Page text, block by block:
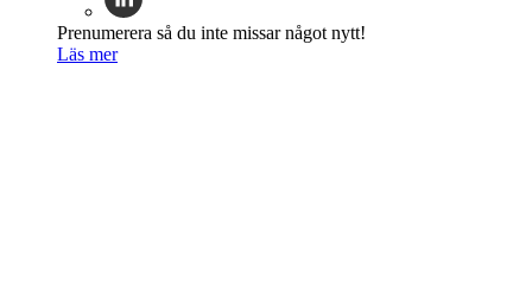
Prenumerera så du inte missar något nytt!
Läs mer